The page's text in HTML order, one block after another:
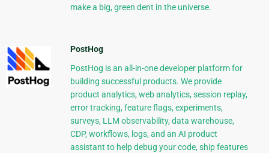
make a big, green dent in the universe.
PostHog
PostHog is an all-in-one developer platform for
building successful products. We provide
product analytics, web analytics, session replay,
error tracking, feature flags, experiments,
surveys, LLM observability, data warehouse,
CDP, workflows, logs, and an AI product
assistant to help debug your code, ship features